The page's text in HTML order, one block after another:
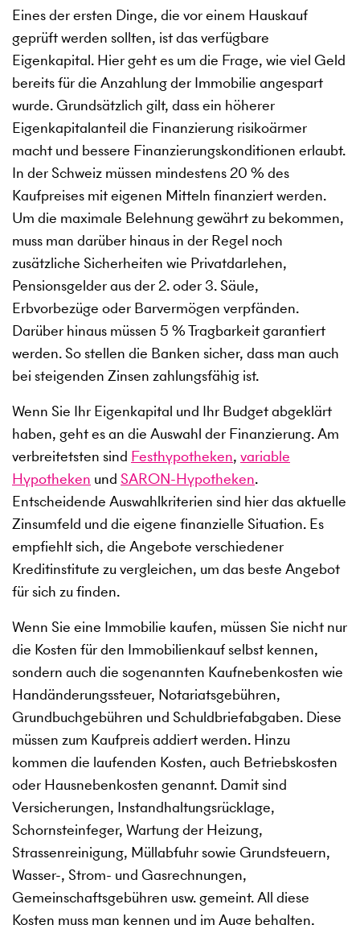
Eines der ersten Dinge, die vor einem Hauskauf
geprüft werden sollten, ist das verfügbare
Eigenkapital. Hier geht es um die Frage, wie viel Geld
bereits für die Anzahlung der Immobilie angespart
wurde. Grundsätzlich gilt, dass ein höherer
Eigenkapitalanteil die Finanzierung risikoärmer
macht und bessere Finanzierungskonditionen erlaubt.
In der Schweiz müssen mindestens 20 % des
Kaufpreises mit eigenen Mitteln finanziert werden.
Um die maximale Belehnung gewährt zu bekommen,
muss man darüber hinaus in der Regel noch
zusätzliche Sicherheiten wie Privatdarlehen,
Pensionsgelder aus der 2. oder 3. Säule,
Erbvorbezüge oder Barvermögen verpfänden.
Darüber hinaus müssen 5 % Tragbarkeit garantiert
werden. So stellen die Banken sicher, dass man auch
bei steigenden Zinsen zahlungsfähig ist.
Wenn Sie Ihr Eigenkapital und Ihr Budget abgeklärt
haben, geht es an die Auswahl der Finanzierung. Am
verbreitetsten sind Festhypotheken, variable
Hypotheken und SARON-Hypotheken.
Entscheidende Auswahlkriterien sind hier das aktuelle
Zinsumfeld und die eigene finanzielle Situation. Es
empfiehlt sich, die Angebote verschiedener
Kreditinstitute zu vergleichen, um das beste Angebot
für sich zu finden.
Wenn Sie eine Immobilie kaufen, müssen Sie nicht nur
die Kosten für den Immobilienkauf selbst kennen,
sondern auch die sogenannten Kaufnebenkosten wie
Handänderungssteuer, Notariatsgebühren,
Grundbuchgebühren und Schuldbriefabgaben. Diese
müssen zum Kaufpreis addiert werden. Hinzu
kommen die laufenden Kosten, auch Betriebskosten
oder Hausnebenkosten genannt. Damit sind
Versicherungen, Instandhaltungsrücklage,
Schornsteinfeger, Wartung der Heizung,
Strassenreinigung, Müllabfuhr sowie Grundsteuern,
Wasser-, Strom- und Gasrechnungen,
Gemeinschaftsgebühren usw. gemeint. All diese
Kosten muss man kennen und im Auge behalten,